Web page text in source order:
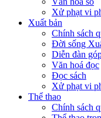
Xử phạt vi
Xuất bản
Chính sách
Đời sống
Diễn đàn
Văn hoá đọc
Đọc sách
Xử phạt vi
Thể thao
Chính sách